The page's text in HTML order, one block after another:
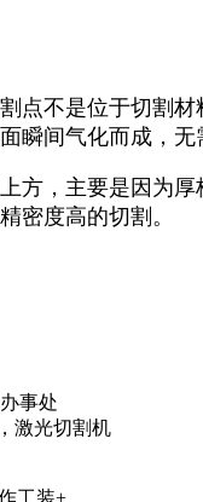
点不是位于切割
瞬间气化而成，
方，主要是因为
密度高的切割。
事处
激光切割机
工装+